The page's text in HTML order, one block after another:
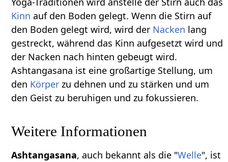
Kinn auf den Boden gelegt. Wenn die Stirn auf
den Boden gelegt wird, wird der Nacken lang
gestreckt, während das Kinn aufgesetzt wird und
der Nacken nach hinten gebeugt wird.
Ashtangasana ist eine großartige Stellung, um
den Körper zu dehnen und zu stärken und um
den Geist zu beruhigen und zu fokussieren.
Weitere Informationen
Ashtangasana, auch bekannt als die "Welle", ist